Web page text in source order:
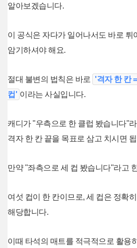
알아보겠습니다.
이 공식은 자다가 일어나서도 바로 튀
암기하셔야 해요.
절대 불변의 법칙은 바로
'격자 한 칸
컵' 이라는 사실입니다.
캐디가 "우측으로 한 클럽 봤습니다"
격자 한 칸 끝을 목표로 삼고 치시면
만약 "좌측으로 세 컵 봤습니다"라고
여섯 컵이 한 칸이므로, 세 컵은 정확히
해당합니다.
이때 타석의 매트를 적극적으로 활용